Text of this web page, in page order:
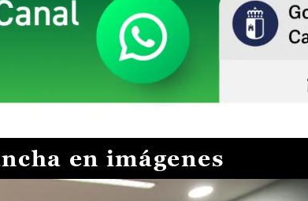
en imágenes